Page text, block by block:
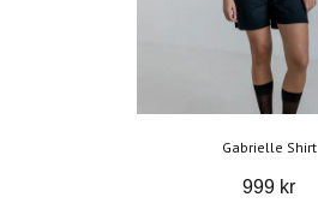
Gabrielle Shirt
999 kr